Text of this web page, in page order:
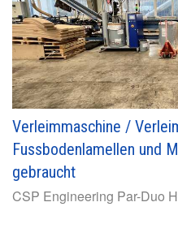
Verleimmaschine /
Fussbodenlamellen und
gebraucht
CSP Engineering Par-Duo